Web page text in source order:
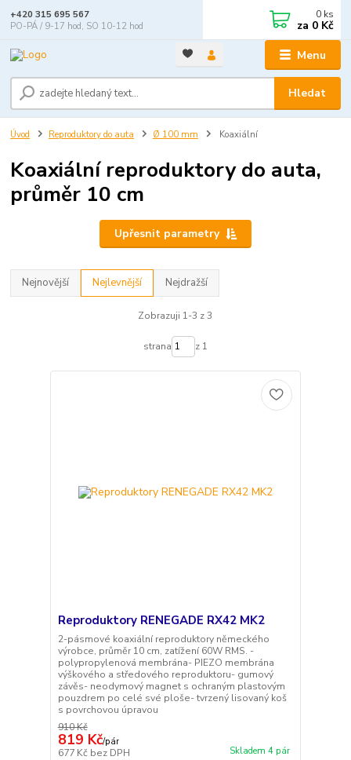
Menu
Hledat
+420 315 695 567
PO-PÁ / 9-17 hod, SO 10-12 hod
0 ks
za 0 Kč
Úvod Reproduktory do auta Ø 100 mm Koaxiální
Koaxiální reproduktory do auta,
průměr 10 cm
Upřesnit parametry
Nejnovější Nejlevnější Nejdražší
Zobrazuji 1-3 z 3
strana z 1
Reproduktory RENEGADE RX42 MK2
2-pásmové koaxiální reproduktory německého
výrobce, průměr 10 cm, zatížení 60W RMS. -
polypropylenová membrána- PIEZO membrána
výškového a středového reproduktoru- gumový
závěs- neodymový magnet s ochraným plastovým
pouzdrem po celé své ploše- tvrzený lisovaný koš
s povrchovou úpravou
910 Kč
819 Kč/pár
677 Kč bez DPH Skladem 4 pár